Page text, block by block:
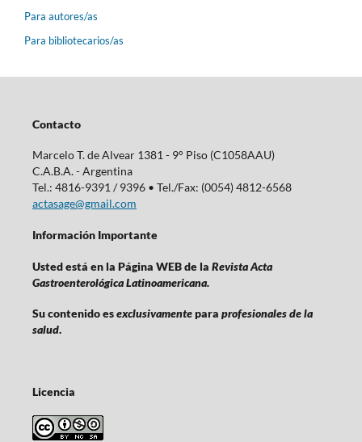
Para autores/as
Para bibliotecarios/as
Contacto
Marcelo T. de Alvear 1381 - 9° Piso (C1058AAU)
C.A.B.A. - Argentina
Tel.: 4816-9391 / 9396 • Tel./Fax: (0054) 4812-6568
actasage@gmail.com
Información Importante
Usted está en la Página WEB de la Revista Acta
Gastroenterológica Latinoamericana.
Su contenido esexclusivamentepara profesionales de la
salud.
Licencia